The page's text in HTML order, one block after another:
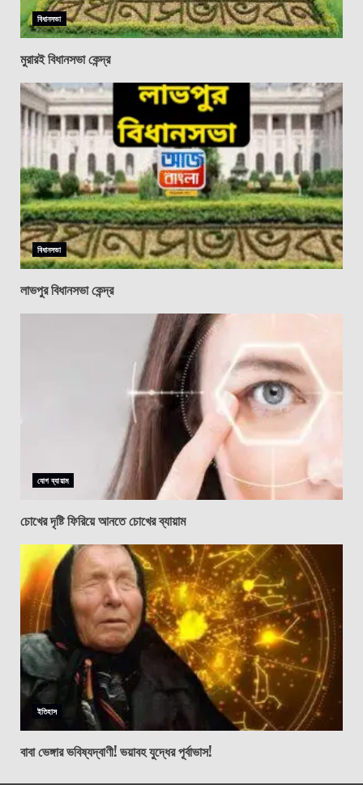
বিধানসভা
মুরারই বিধানসভা কেন্দ্র
বিধানসভা
লাভপুর বিধানসভা কেন্দ্র
যোগ ব্যায়াম
চোখের দৃষ্টি ফিরিয়ে আনতে চোখের ব্যায়াম
ইতিহাস
বাবা ভেঙ্গার ভবিষ্যদ্বাণী! ভয়াবহ যুদ্ধের পূর্বাভাস!